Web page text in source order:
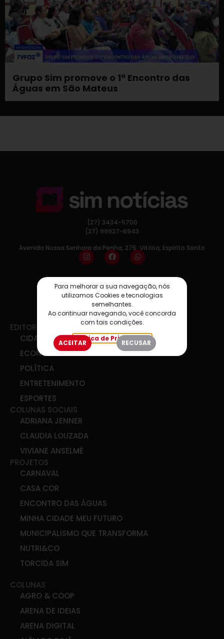
Grupo Sim promove o 1º Encontro das
Águas em São Mateus
(27) 3434-5700
(27) 99927-6943
Avenida Nossa Senhora da Penha, 275, Vitória, Espírito Santo
EDITORIAS
CIDADES
ECONOMIA
POLÍTICA
ENTRETENIMENTO
ESPORTES
COLUNAS SOCIAIS
ADRIANA JENNER
CLAUDIA LOUZADA
VIVIANE ANSELMÉ
PROJETOS
CARNAVAL
CASA COR
ENCONTRO DAS ÁGUAS
MINHA CIDADE MEU FUTURO
MUNICIPALISMO QUE TRANSFORMA
NUTRI&CO
TORCIDA SIM
COLUNAS
AGRO & COOP
ARENA DE IDEIAS
ARENA DIGITAL
Para melhorar a sua navegação, nós
utilizamos Cookies e tecnologias
semelhantes.
Ao continuar navegando, você concorda
com tais condições.
Política de Privacidade
ACEITAR RECUSAR